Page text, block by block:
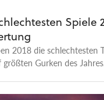
Spiele
2018 die schlechtesten
Gurken des